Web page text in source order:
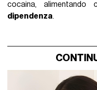
cocaina,
dipendenza.